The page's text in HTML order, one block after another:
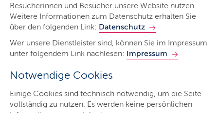
Besucherinnen und Besucher unsere Website nutzen.
Weitere Informationen zum Datenschutz erhalten Sie
über den folgenden Link: Datenschutz
Wer unsere Dienstleister sind, können Sie im Impressum
unter folgendem Link nachlesen: Impressum
Notwendige Cookies
Einige Cookies sind technisch notwendig, um die Seite
vollständig zu nutzen. Es werden keine persönlichen
Amtsgericht Flensburg
Start
Das Gericht